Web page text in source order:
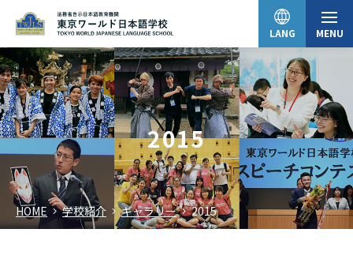
LANG MENU
日本語
English
中文（简体）
2015
HOME 学校紹介 ギャラリー 2015